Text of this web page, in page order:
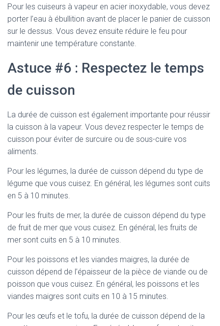
Pour les cuiseurs à vapeur en acier inoxydable, vous devez
porter l’eau à ébullition avant de placer le panier de cuisson
sur le dessus. Vous devez ensuite réduire le feu pour
maintenir une température constante.
Astuce #6 : Respectez le temps
de cuisson
La durée de cuisson est également importante pour réussir
la cuisson à la vapeur. Vous devez respecter le temps de
cuisson pour éviter de surcuire ou de sous-cuire vos
aliments.
Pour les légumes, la durée de cuisson dépend du type de
légume que vous cuisez. En général, les légumes sont cuits
en 5 à 10 minutes.
Pour les fruits de mer, la durée de cuisson dépend du type
de fruit de mer que vous cuisez. En général, les fruits de
mer sont cuits en 5 à 10 minutes.
Pour les poissons et les viandes maigres, la durée de
cuisson dépend de l’épaisseur de la pièce de viande ou de
poisson que vous cuisez. En général, les poissons et les
viandes maigres sont cuits en 10 à 15 minutes.
Pour les œufs et le tofu, la durée de cuisson dépend de la